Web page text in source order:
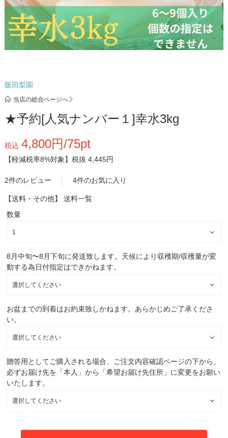
飯田梨園
当店の総合ページへ
★予約[人気ナンバー１]幸水3kg
税込 4,800円/75pt
【軽減税率8%対象】 税抜 4,445円
2件のレビュー 4件のお気に入り
【送料・その他】 送料一覧
数量
8月中旬〜8月下旬に発送致します。天候により収穫期/収穫量が変
動する為日付指定はできかねます。
お盆までの到着はお約束致しかねます。あらかじめご了承くださ
い。
贈答用としてご購入される場合、ご注文内容確認ページの下から、
必ずお届け先を「本人」から「希望お届け先住所」に変更をお願い
いたします。